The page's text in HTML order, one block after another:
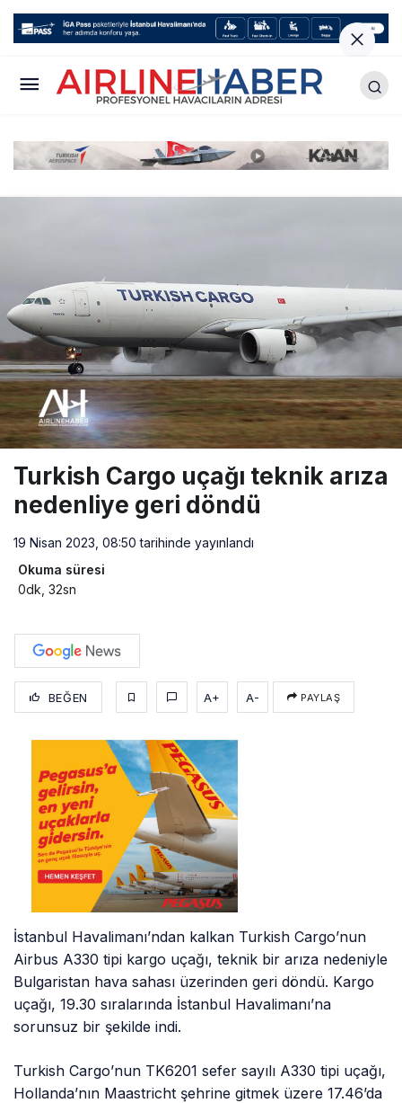
Turkish Cargo uçağı teknik arıza
nedenliye geri döndü
19 Nisan 2023, 08:50 tarihinde yayınlandı
Okuma süresi
0dk, 32sn
BEĞEN A+ A- PAYLAŞ
İstanbul Havalimanı’ndan kalkan Turkish Cargo’nun
Airbus A330 tipi kargo uçağı, teknik bir arıza nedeniyle
Bulgaristan hava sahası üzerinden geri döndü. Kargo
uçağı, 19.30 sıralarında İstanbul Havalimanı’na
sorunsuz bir şekilde indi.
Turkish Cargo’nun TK6201 sefer sayılı A330 tipi uçağı,
Hollanda’nın Maastricht şehrine gitmek üzere 17.46’da